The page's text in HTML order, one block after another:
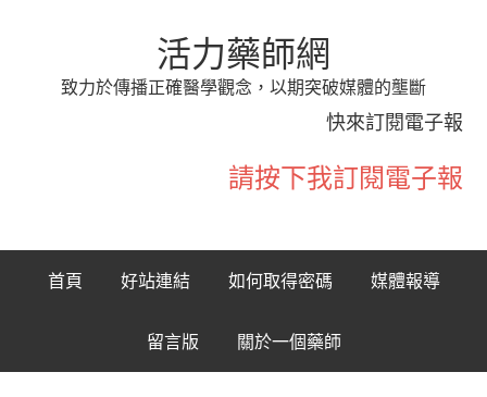
活力藥師網
致力於傳播正確醫學觀念，以期突破媒體的壟斷
快來訂閱電子報
請按下我訂閱電子報
首頁 好站連結 如何取得密碼 媒體報導
留言版 關於一個藥師